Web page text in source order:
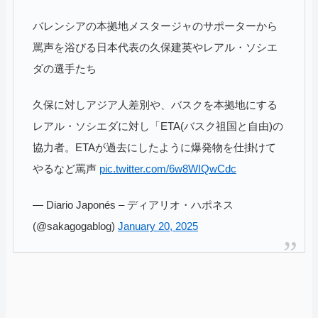
バレンシアの本拠地メスタージャのサポーターから
罵声を浴びる日本代表の久保建英やレアル・ソシエ
ダの選手たち
久保に対しアジア人差別や、バスクを本拠地にする
レアル・ソシエダに対し「ETA(バスク祖国と自由)の
協力者。ETAが過去にしたように爆発物を仕掛けて
やるなど罵声 pic.twitter.com/6w8WIQwCdc
— Diario Japonés – ディアリオ・ハポネス
(@sakagogablog) January 20, 2025